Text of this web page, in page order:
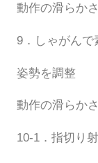
動作の滑らか
9．しゃがんで
姿勢を調整
動作の滑らか
10-1．指切り